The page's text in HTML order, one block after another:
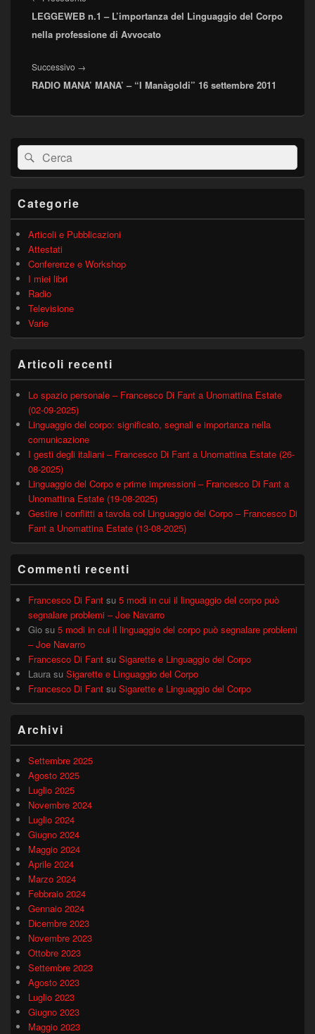
precedente:
LEGGEWEB n.1 – L’importanza del Linguaggio del Corpo
nella professione di Avvocato
Successivo →
successivo:
RADIO MANA’ MANA’ – “I Manàgoldi” 16 settembre 2011
Area
widget
barra
laterale
Cerca:Cerca
Categorie
Articoli e Pubblicazioni
Attestati
Conferenze e Workshop
I miei libri
Radio
Televisione
Varie
Articoli recenti
Lo spazio personale – Francesco Di Fant a Unomattina Estate
(02-09-2025)
Linguaggio del corpo: significato, segnali e importanza nella
comunicazione
I gesti degli italiani – Francesco Di Fant a Unomattina Estate (26-
08-2025)
Linguaggio del Corpo e prime impressioni – Francesco Di Fant a
Unomattina Estate (19-08-2025)
Gestire i conflitti a tavola col Linguaggio del Corpo – Francesco Di
Fant a Unomattina Estate (13-08-2025)
Commenti recenti
Francesco Di Fant su 5 modi in cui il linguaggio del corpo può
segnalare problemi – Joe Navarro
Gio su 5 modi in cui il linguaggio del corpo può segnalare problemi
– Joe Navarro
Francesco Di Fant su Sigarette e Linguaggio del Corpo
Laura su Sigarette e Linguaggio del Corpo
Francesco Di Fant su Sigarette e Linguaggio del Corpo
Archivi
Settembre 2025
Agosto 2025
Luglio 2025
Novembre 2024
Luglio 2024
Giugno 2024
Maggio 2024
Aprile 2024
Marzo 2024
Febbraio 2024
Gennaio 2024
Dicembre 2023
Novembre 2023
Ottobre 2023
Settembre 2023
Agosto 2023
Luglio 2023
Giugno 2023
Maggio 2023